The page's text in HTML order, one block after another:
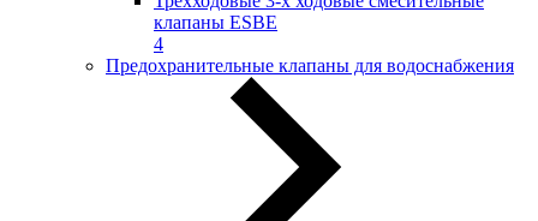
клапаны ESBE
4
Предохранительные клапаны для водоснабжения